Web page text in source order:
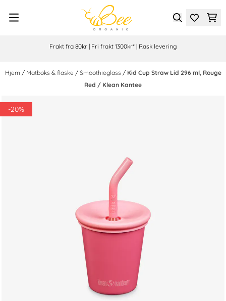
Frakt fra 80kr | Fri frakt 1300kr* | Rask levering
Hjem / Matboks & flaske / Smoothieglass / Kid Cup Straw Lid 296 ml, Rouge
Red / Klean Kantee
-20%